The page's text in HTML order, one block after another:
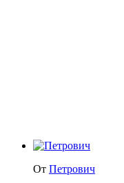
От Петрович